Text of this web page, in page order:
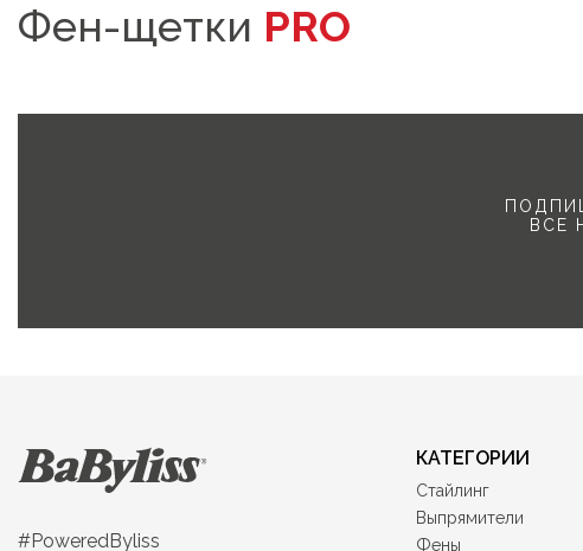
Фен-щетки PRO
ВСЕ
#PoweredByliss
КАТЕГОРИИ
Стайлинг
Выпрямители
Фены